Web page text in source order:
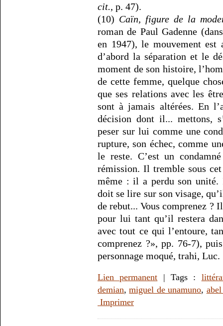
cit., p. 47).
(10) Caïn, figure de la
roman de Paul Gadenne
en 1947), le mouvement
d’abord la séparation et le
moment de son histoire,
de cette femme, quelque
que ses relations avec les
sont à jamais altérées. En
décision dont il... mettons,
peser sur lui comme une
rupture, son échec, comme
le reste. C’est un
rémission. Il tremble sous
même : il a perdu son unité.
doit se lire sur son visage,
de rebut... Vous comprenez ?
pour lui tant qu’il restera
avec tout ce qui l’entoure,
comprenez ?», pp. 76-7),
personnage moqué, trahi, Luc.
Lien permanent | Tags :
demian,miguel de unamuno,
Imprimer